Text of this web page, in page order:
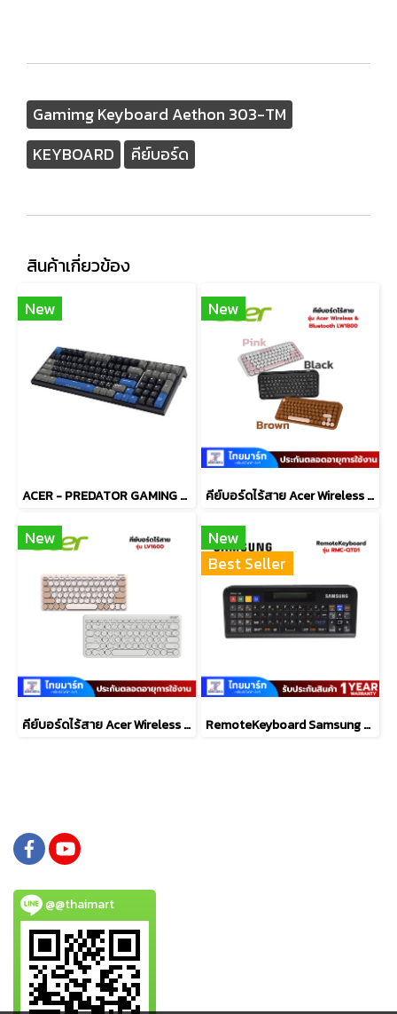
Gamimg Keyboard Aethon 303-TM
KEYBOARD
คีย์บอร์ด
สินค้าเกี่ยวข้อง
New
ACER - PREDATOR GAMING KEYBOARD 761
New
คีย์บอร์ดไร้สาย Acer Wireless & Bluetooth LW1800
New
คีย์บอร์ดไร้สาย Acer Wireless & Bluetooth LV1600
New
Best Seller
RemoteKeyboard Samsung QWERTY
@@thaimart